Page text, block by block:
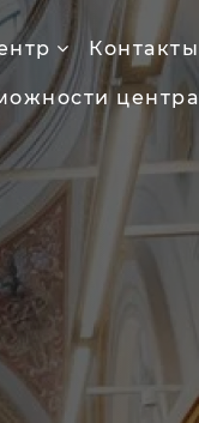
Контакты
центра